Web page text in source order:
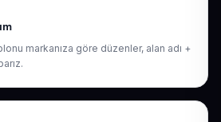
markanıza göre düzenler, alan adı +